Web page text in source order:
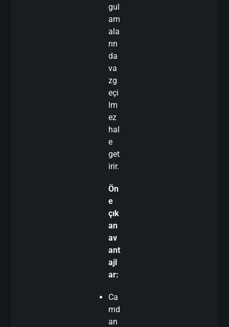
gul
am
ala
rın
da
va
zg
eçi
lm
ez
hal
e
get
irir.
Ön
e
çık
an
av
ant
ajl
ar:
Ca
md
an